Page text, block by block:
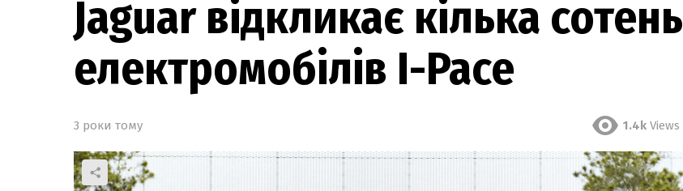
Jaguar відкликає кілька сотень
електромобілів I-Pace
3 роки тому 1.4k Views